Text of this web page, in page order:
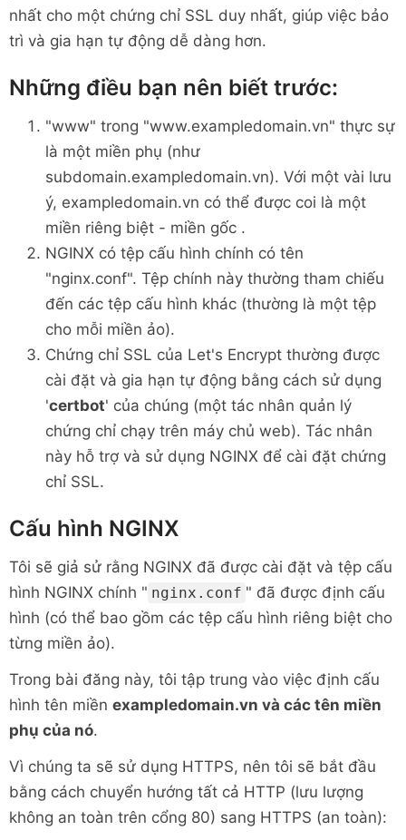
nhất cho một chứng chỉ SSL duy nhất, giúp việc bảo
trì và gia hạn tự động dễ dàng hơn.
Những điều bạn nên biết trước:
"www" trong "www.exampledomain.vn" thực sự
là một miền phụ (như
subdomain.exampledomain.vn). Với một vài lưu
ý, exampledomain.vn có thể được coi là một
miền riêng biệt - miền gốc .
NGINX có tệp cấu hình chính có tên
"nginx.conf". Tệp chính này thường tham chiếu
đến các tệp cấu hình khác (thường là một tệp
cho mỗi miền ảo).
Chứng chỉ SSL của Let's Encrypt thường được
cài đặt và gia hạn tự động bằng cách sử dụng
'certbot' của chúng (một tác nhân quản lý
chứng chỉ chạy trên máy chủ web). Tác nhân
này hỗ trợ và sử dụng NGINX để cài đặt chứng
chỉ SSL.
Cấu hình NGINX
Tôi sẽ giả sử rằng NGINX đã được cài đặt và tệp cấu
hình NGINX chính " nginx.conf " đã được định cấu
hình (có thể bao gồm các tệp cấu hình riêng biệt cho
từng miền ảo).
Trong bài đăng này, tôi tập trung vào việc định cấu
hình tên miền exampledomain.vn và các tên miền
phụ của nó.
Vì chúng ta sẽ sử dụng HTTPS, nên tôi sẽ bắt đầu
bằng cách chuyển hướng tất cả HTTP (lưu lượng
không an toàn trên cổng 80) sang HTTPS (an toàn):